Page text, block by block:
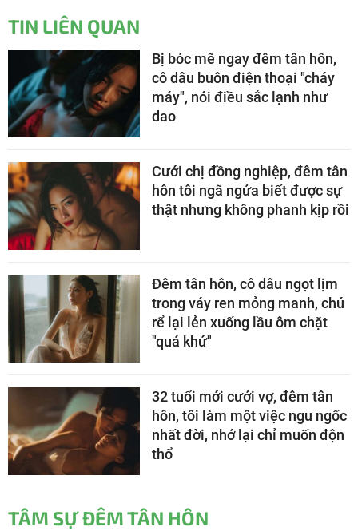
TIN LIÊN QUAN
Bị bóc mẽ ngay đêm tân hôn,
cô dâu buôn điện thoại "cháy
máy", nói điều sắc lạnh như
dao
Cưới chị đồng nghiệp, đêm tân
hôn tôi ngã ngửa biết được sự
thật nhưng không phanh kịp rồi
Đêm tân hôn, cô dâu ngọt lịm
trong váy ren mỏng manh, chú
rể lại lẻn xuống lầu ôm chặt
"quá khứ"
32 tuổi mới cưới vợ, đêm tân
hôn, tôi làm một việc ngu ngốc
nhất đời, nhớ lại chỉ muốn độn
thổ
TÂM SỰ ĐÊM TÂN HÔN